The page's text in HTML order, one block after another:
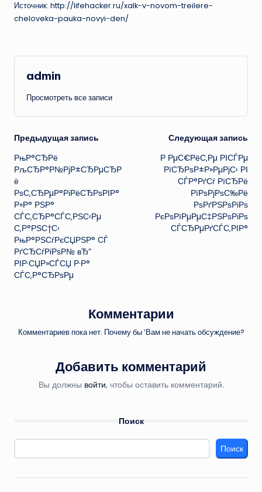
Источник: http://lifehacker.ru/xalk-v-novom-treilere-
cheloveka-pauka-novyi-den/
admin
Просмотреть все записи
Навигация
записи
Предыдущая запись
РњР°СЂРё
РљСЂР°Р№РјР±СЂРµСЂР
ё
РѕС‚СЂРµР°РіРёСЂРѕРІР°
Р»Р° РЅР°
СЃС‚СЂР°СЃС‚РЅС‹Рµ
С‚Р°РЅС†С‹
РњР°РЅСѓРєСЏРЅР° СЃ
РґСЂСѓРіРѕР№ вЂ”
РІР·СЏР»СЃСЏ Р·Р°
СЃС‚Р°СЂРѕРµ
Следующая запись
Р РµС€РёС‚Рµ РІСЃРµ
РїСЂРѕР±Р»РµРјС‹ РІ
СЃР°РґСѓ РїСЂРё
РїРѕРјРѕС‰Рё
РѕРґРЅРѕРіРѕ
РєРѕРїРµРµС‡РЅРѕРіРѕ
СЃСЂРµРґСЃС‚РІР°
Комментарии
Комментариев пока нет. Почему бы ’Вам не начать обсуждение?
Добавить комментарий
Вы должны войти, чтобы оставить комментарий.
Поиск
Поиск